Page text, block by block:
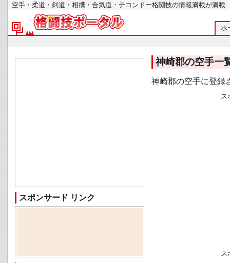
空手・柔道・剣道・相撲・合気道・テコンドー格闘技の情報満載が
ホ
神崎郡の空手一
神崎郡の空手に登録
ス
ス
スポンサード リンク